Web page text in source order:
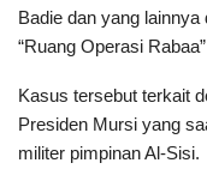
Badie dan yang
“Ruang Operasi
Kasus tersebut terkait
Presiden Mursi yang
militer pimpinan Al-